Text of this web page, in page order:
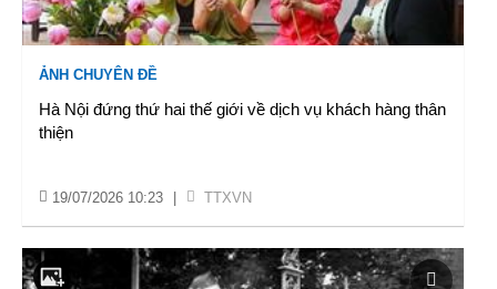
ẢNH CHUYÊN ĐỀ
Hà Nội đứng thứ hai thế giới về dịch vụ khách hàng thân
thiện
19/07/2026 10:23 TTXVN